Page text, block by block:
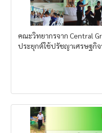
คณะวิทยากรจาก Central
ประยุกต์ใช้ปรัชญาเศรษฐกิ